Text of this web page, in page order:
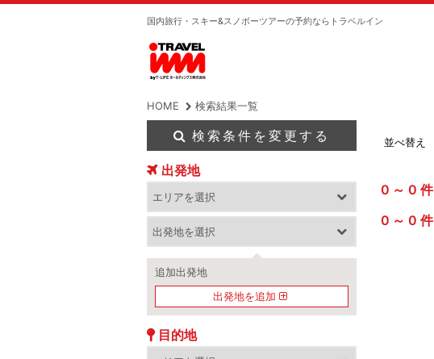
国内旅行・スキー&スノボーツアーの予約ならトラベルイン
HOME 検索結果一覧
並べ替え
0 0 件
0 0 件
検索条件を変更する
出発地
追加出発地
出発地を追加
目的地